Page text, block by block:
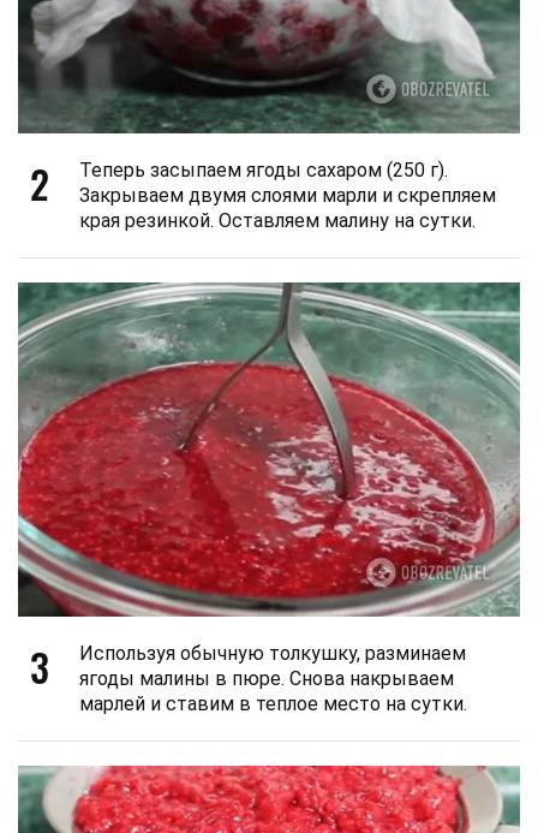
2
Теперь засыпаем ягоды сахаром (250 г).
Закрываем двумя слоями марли и скрепляем
края резинкой. Оставляем малину на сутки.
3
Используя обычную толкушку, разминаем
ягоды малины в пюре. Снова накрываем
марлей и ставим в теплое место на сутки.